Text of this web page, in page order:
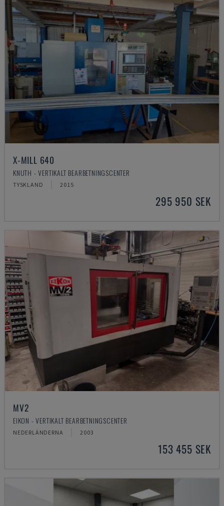
X-MILL 640
KNUTH - VERTIKALT BEARBETNINGSCENTER
TYSKLAND 2015
295 950 SEK
MV2
EIKON - VERTIKALT BEARBETNINGSCENTER
NEDERLÄNDERNA 2003
153 455 SEK